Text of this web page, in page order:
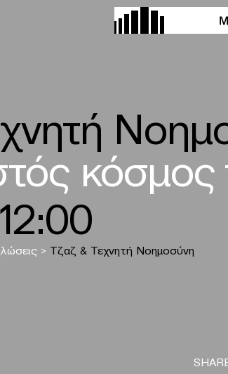
κόσμος
> Τζαζ & Τεχνητή Νοημοσύνη